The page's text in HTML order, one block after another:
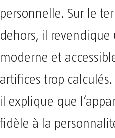
personnelle. Sur le
dehors, il revendique
moderne et
artifices trop calculés.
il explique que
fidèle à la